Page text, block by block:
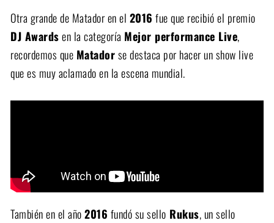
Otra grande de Matador en el 2016 fue que recibió el premio
DJ Awardsen la categoría Mejor performance Live,
recordemos que Matadorse destaca por hacer un show live
que es muy aclamado en la escena mundial.
También en el año2016 fundó su sello Rukus, un sello